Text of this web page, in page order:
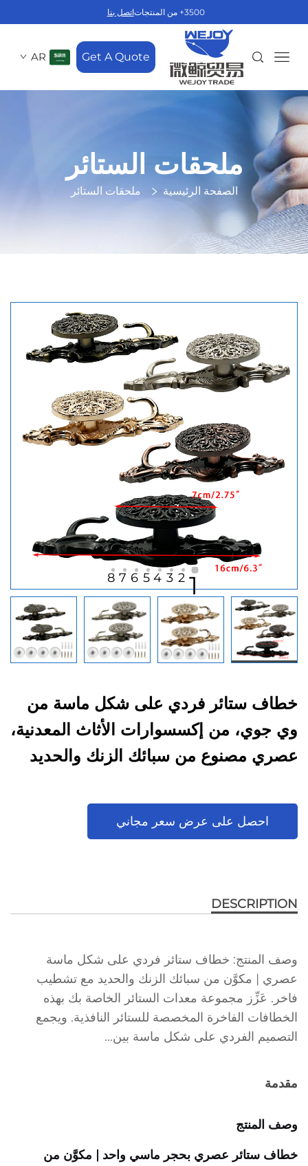
3500+ من المنتجات اتصل بنا
Get A Quote
AR
ملحقات الستائر
الصفحة الرئيسية ملحقات الستائر
1
2
3
4
5
6
7
8
خطاف ستائر فردي على شكل ماسة من
وي جوي، من إكسسوارات الأثاث المعدنية،
عصري مصنوع من سبائك الزنك والحديد
احصل على عرض سعر مجاني
DESCRIPTION
وصف المنتج: خطاف ستائر فردي على شكل ماسة
عصري | مكوَّن من سبائك الزنك والحديد مع تشطيب
فاخر. عَزِّز مجموعة معدات الستائر الخاصة بك بهذه
الخطافات الفاخرة المخصصة للستائر النافذية. ويجمع
التصميم الفردي على شكل ماسة بين...
مقدمة
وصف المنتج
خطاف ستائر عصري بحجر ماسي واحد | مكوَّن من